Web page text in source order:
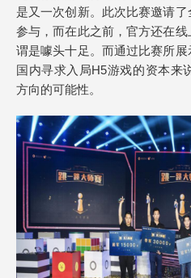
是又一次创新。此次比赛邀请
参与，而在此之前，官方还在
谓是噱头十足。而通过比赛所
国内寻求入局H5游戏的资本来
方向的可能性。